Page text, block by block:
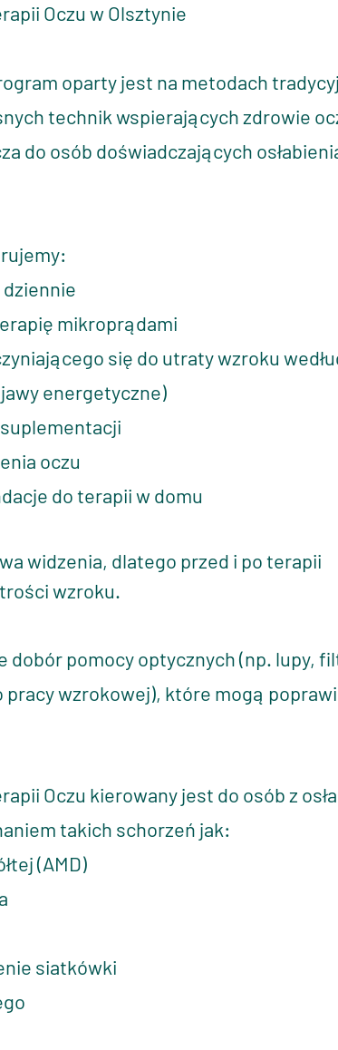
Oczu w Olsztynie
oparty jest na metodach
technik wspierających zdrowie
do osób doświadczających
mikroprądami
się do utraty wzroku
energetyczne)
suplementacji
oczu
do terapii w domu
widzenia, dlatego przed i po terapii
wzroku.
dobór pomocy optycznych (np. lupy,
wzrokowej), które mogą
Oczu kierowany jest do osób z
takich schorzeń jak:
(AMD)
siatkówki